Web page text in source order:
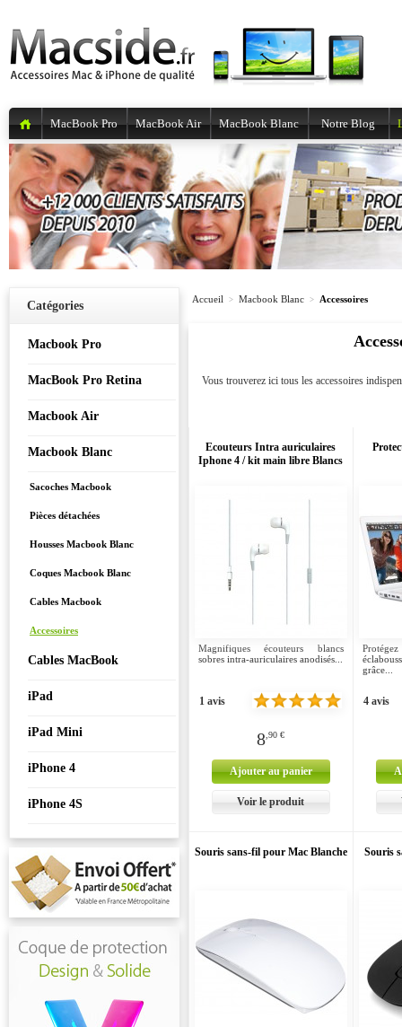
MacBook Pro MacBook Air MacBook Blanc Notre Blog
Catégories
Macbook Pro
MacBook Pro Retina
Macbook Air
Macbook Blanc
Sacoches Macbook
Pièces détachées
Housses Macbook Blanc
Coques Macbook Blanc
Cables Macbook
Accessoires
Cables MacBook
iPad
iPad Mini
iPhone 4
iPhone 4S
Accueil > Macbook Blanc > Accessoires
Vous trouverez ici tous les accessoires
Ecouteurs Intra auriculaires
Iphone 4 / kit main libre Blancs
Magnifiques écouteurs blancs
sobres intra-auriculaires anodisés...
1 avis
8,90 €
Ajouter au panier
Voir le produit
grâce...
4 avis
Souris sans-fil pour Mac Blanche Souris